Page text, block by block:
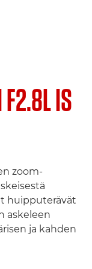
IS
zoom-
huipputerävät
askeleen
ja kahden